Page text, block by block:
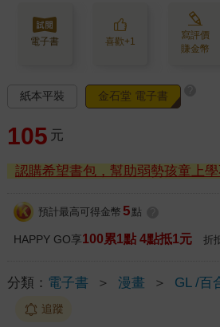
電子書 喜歡+1
寫評價
賺金幣
紙本平裝 金石堂 電子書
105 元
認購希望書包，幫助弱勢孩童上學
預計最高可得金幣 5 點
HAPPY GO享100累1點 4點抵1元 折
分類： 電子書 ＞ 漫畫 ＞ GL /百
追蹤